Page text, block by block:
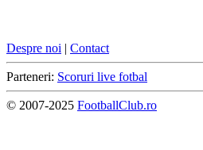
Despre noi | Contact
Parteneri: Scoruri live fotbal
© 2007-2025 FootballClub.ro